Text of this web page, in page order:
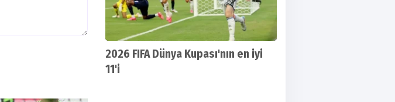
2026 FIFA Dünya Kupası'nın en iyi
11'i